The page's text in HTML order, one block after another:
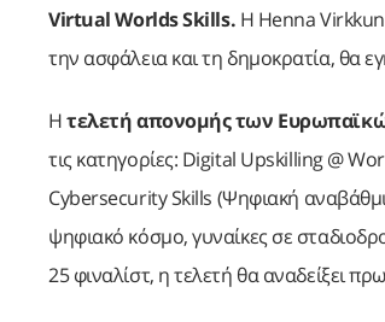
Virtual Worlds Skills. Η Henna
την ασφάλεια και τη δημοκρατία, θα
Ητελετή απονομής των
τις κατηγορίες: Digital Upskilling @
Cybersecurity Skills (Ψηφιακή
ψηφιακό κόσμο, γυναίκες σε
25 φιναλίστ, η τελετή θα αναδείξει